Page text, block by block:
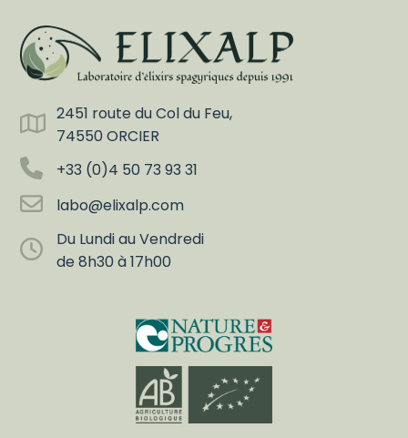
2451 route du Col du Feu,
74550 ORCIER
+33 (0)4 50 73 93 31
labo@elixalp.com
Du Lundi au Vendredi
de 8h30 à 17h00